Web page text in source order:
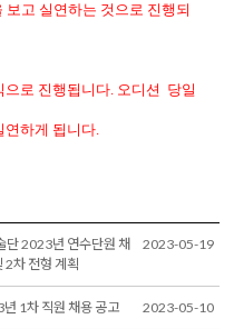
고 실연하는 것으로 진행되
로 진행됩니다. 오디션 당일
연하게 됩니다.
2023년 연수단원 채
2차 전형 계획
2023-05-19
1차 직원 채용 공고 2023-05-10